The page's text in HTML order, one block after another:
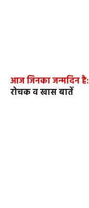
आज जिनका जन्मदिन है:
रोचक व खास बातें